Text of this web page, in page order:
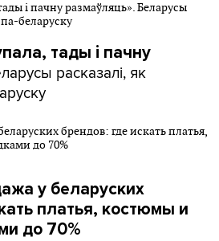
тады і пачну
расказалі, як
у беларуских
платья, костюмы и
до 70%